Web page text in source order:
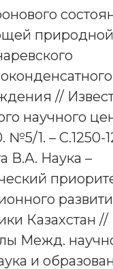
//
научного
№5/1. – С.1250-
В.А. Наука –
Казахстан //
Межд.
и